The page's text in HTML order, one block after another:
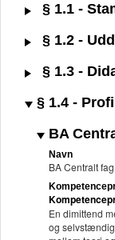
§ 1.1 -
§ 1.2 -
§ 1.3 -
§ 1.4 -
BA
Navn
BA Centralt
En dimittend
og